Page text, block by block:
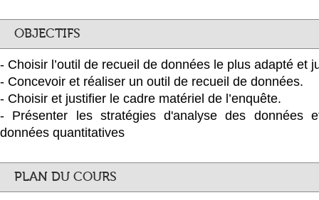
OBJECTIFS
- Choisir l’outil de recueil de données le plus adapté et
- Concevoir et réaliser un outil de recueil de données.
- Choisir et justifier le cadre matériel de l’enquête.
- Présenter les stratégies d'analyse des données
données quantitatives
PLAN DU COURS